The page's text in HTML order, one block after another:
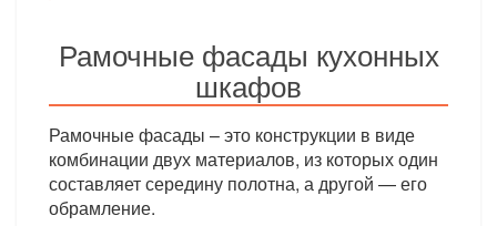
Рамочные фасады кухонных
шкафов
Рамочные фасады – это конструкции в виде
комбинации двух материалов, из которых один
составляет середину полотна, а другой — его
обрамление.